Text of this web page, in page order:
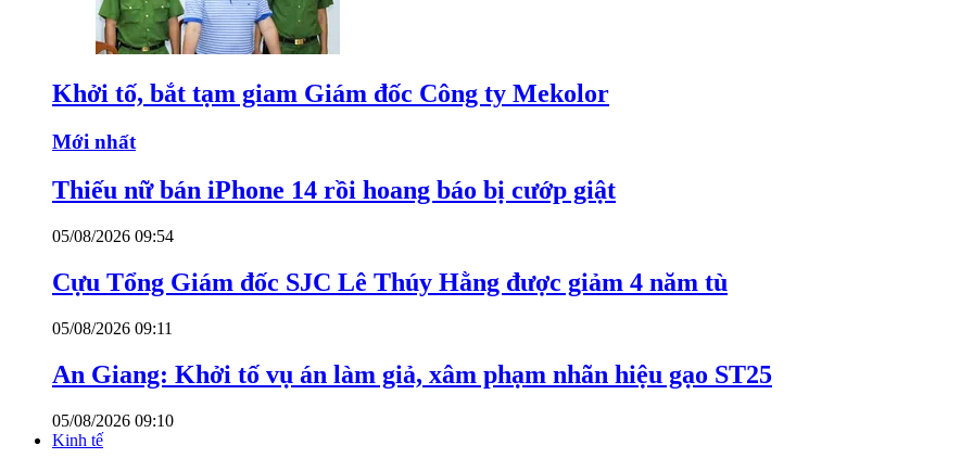
Khởi tố, bắt tạm giam Giám đốc Công ty Mekolor
Mới nhất
Thiếu nữ bán iPhone 14 rồi hoang báo bị cướp giật
05/08/2026 09:54
Cựu Tổng Giám đốc SJC Lê Thúy Hằng được giảm 4 năm tù
05/08/2026 09:11
An Giang: Khởi tố vụ án làm giả, xâm phạm nhãn hiệu gạo ST25
05/08/2026 09:10
Kinh tế